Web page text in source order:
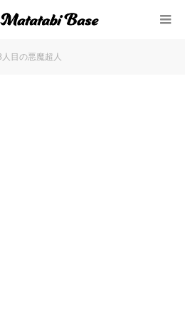
人目の悪魔超人